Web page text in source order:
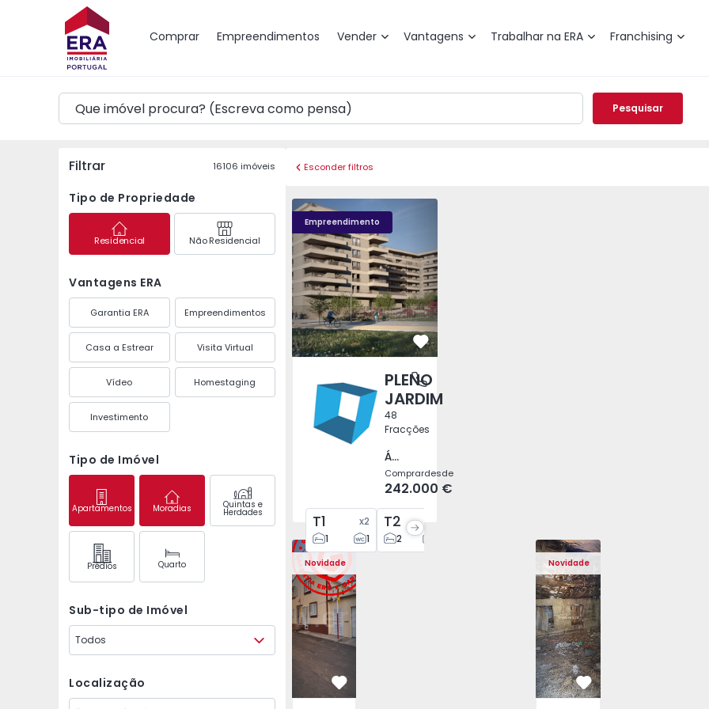
Comprar Empreendimentos Vender Vantagens Trabalhar na ERA Franchising
Mapa
Pesquisar
Filtrar 16106 imóveis
Tipo de Propriedade
Residencial Não Residencial
Vantagens ERA
Garantia ERA Empreendimentos
Casa a Estrear Visita Virtual
Vídeo Homestaging
Investimento
Tipo de Imóvel
Apartamentos Moradias Quintas e
Herdades
Prédios Quarto
Sub-tipo de Imóvel
Todos
Localização
Esconder filtros
Empreendimento
Fachada PLENO JARDIM - 4Fachada PLENO JARDIM - 3
Águas Santas, Porto
Favorito
PLENO
JARDIM
48
Fracções
Águas Santas, Porto
Comprardesde
242.000 €
T1 x2
1
1
T2 x
2
3
2
Novidade
Moradia T2 Ponta Delgada, Santa Bárbara - 1575125 - 13
Moradia T2 Ponta Delgada, Santa Bárbara - 1575125 - 1
Moradia T2 Ponta Delgada, Santa Bárbara - 1575125 - 2
Moradia T2 Ponta Delgada, Santa Bárbara -
Moradia T2 Ponta Delgada, Santa
Moradia T2 PontaMoradia T2
Favorito
Novidade
Moradia Vila Real, São Tomé
Favorito